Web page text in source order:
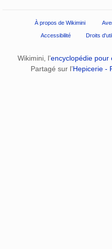
À propos de Wikimini
Accessibilité Droits
Wikimini, l’encyclopédie pour
Partagé sur l’Hepicerie -